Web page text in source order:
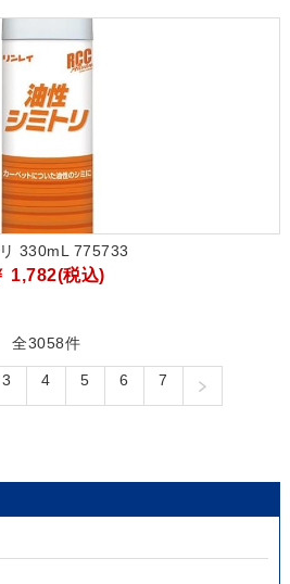
330mL 775733
1,782(税込)
全3058件
3 4 5 6 7